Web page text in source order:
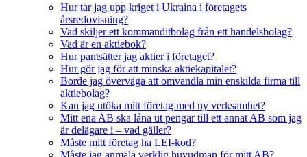
Hur tar jag upp kriget i Ukraina i företagets
årsredovisning?
Vad skiljer ett kommanditbolag från ett handelsbolag?
Vad är en aktiebok?
Hur pantsätter jag aktier i företaget?
Hur gör jag för att minska aktiekapitalet?
Borde jag överväga att omvandla min enskilda firma till
aktiebolag?
Kan jag utöka mitt företag med ny verksamhet?
Mitt ena AB ska låna ut pengar till ett annat AB som jag
är delägare i – vad gäller?
Måste mitt företag ha LEI-kod?
Måste jag anmäla verklig huvudman för mitt AB?